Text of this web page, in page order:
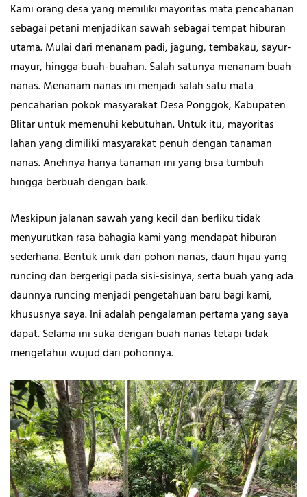
Kami orang desa yang memiliki mayoritas mata pencaharian
sebagai petani menjadikan sawah sebagai tempat hiburan
utama. Mulai dari menanam padi, jagung, tembakau, sayur-
mayur, hingga buah-buahan. Salah satunya menanam buah
nanas. Menanam nanas ini menjadi salah satu mata
pencaharian pokok masyarakat Desa Ponggok, Kabupaten
Blitar untuk memenuhi kebutuhan. Untuk itu, mayoritas
lahan yang dimiliki masyarakat penuh dengan tanaman
nanas. Anehnya hanya tanaman ini yang bisa tumbuh
hingga berbuah dengan baik.
Meskipun jalanan sawah yang kecil dan berliku tidak
menyurutkan rasa bahagia kami yang mendapat hiburan
sederhana. Bentuk unik dari pohon nanas, daun hijau yang
runcing dan bergerigi pada sisi-sisinya, serta buah yang ada
daunnya runcing menjadi pengetahuan baru bagi kami,
khususnya saya. Ini adalah pengalaman pertama yang saya
dapat. Selama ini suka dengan buah nanas tetapi tidak
mengetahui wujud dari pohonnya.